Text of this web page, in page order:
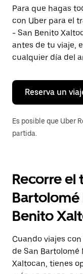
Presiona
la
tecla Esc
para
cerrar
el
calendario.
Para que hagas
con Uber para el
- San Benito
antes de tu viaje,
cualquier día del
Reserva un
Es posible que Uber
partida.
Recorre el
Bartolomé
Benito
Cuando viajes
de San
Xaltocan, tienes